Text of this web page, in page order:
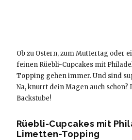
Ob zu Ostern, zum Muttertag oder
feinen Rüebli-Cupcakes mit
Topping gehen immer. Und sind
Na, knurrt dein Magen auch schon?
Backstube!
Rüebli-Cupcakes mit
Limetten-Topping